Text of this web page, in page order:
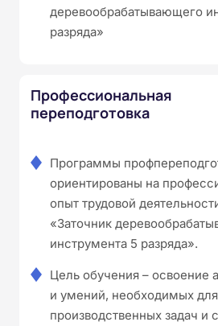
деревообрабатывающего
разряда»
Профессиональная
переподготовка
Программы
ориентированы на
опыт трудовой
«Заточник
инструмента 5 разряда».
Цель обучения – освоение
и умений, необходимых
производственных задач и